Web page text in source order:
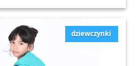
dziewczynki